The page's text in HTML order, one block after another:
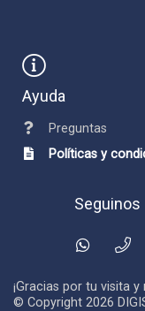
Ayuda
Preguntas
Políticas y
Seguinos
¡Gracias por tu visita
© Copyright 2026